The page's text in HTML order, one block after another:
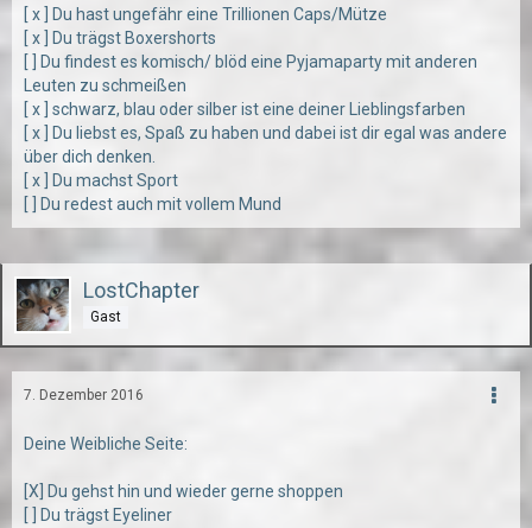
[ x ] Du hast ungefähr eine Trillionen Caps/Mütze
[ x ] Du trägst Boxershorts
[ ] Du findest es komisch/ blöd eine Pyjamaparty mit anderen
Leuten zu schmeißen
[ x ] schwarz, blau oder silber ist eine deiner Lieblingsfarben
[ x ] Du liebst es, Spaß zu haben und dabei ist dir egal was andere
über dich denken.
[ x ] Du machst Sport
[ ] Du redest auch mit vollem Mund
LostChapter
Gast
7. Dezember 2016
Deine Weibliche Seite:
[X] Du gehst hin und wieder gerne shoppen
[ ] Du trägst Eyeliner